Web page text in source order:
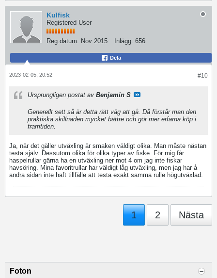
Kulfisk
Registered User
Reg.datum: Nov 2015 Inlägg: 656
Dela
#10
2023-02-05, 20:52
Ursprungligen postat av Benjamin S
Generellt sett så är detta rätt väg att gå. Då förstår man den
praktiska skillnaden mycket bättre och gör mer erfarna köp i
framtiden.
Ja, när det gäller utväxling är smaken väldigt olika. Man måste nästan
testa själv. Dessutom olika för olika typer av fiske. För mig får
haspelrullar gärna ha en utväxling ner mot 4 om jag inte fiskar
havsöring. Mina favoritrullar har väldigt låg utväxling, men jag har å
andra sidan inte haft tillfälle att testa exakt samma rulle högutväxlad.
1 2 Nästa
Foton